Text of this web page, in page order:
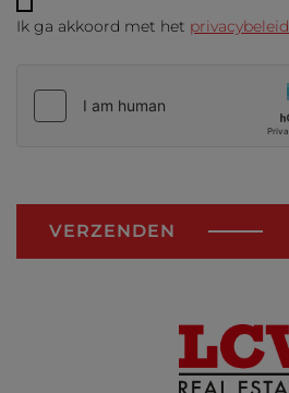
Ik ga akkoord met het privacybeleid
VERZENDEN